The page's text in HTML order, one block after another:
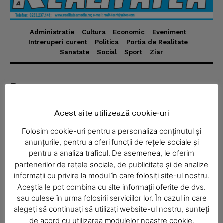
News Week
Magazine PRO
SUBSCRIBE NOW
Administratie Cultura Economic
Eveniment
Intreruperi curent
Politica
Portia de Realitate
Sanatate
Social Sport Ziar
Despre
disponibil în format fizic și online. Știri actuale, informații
Economic
Acasă
Acest site utilizează cookie-uri
Folosim cookie-uri pentru a personaliza conținutul și
anunțurile, pentru a oferi funcții de rețele sociale și
pentru a analiza traficul. De asemenea, le oferim
partenerilor de rețele sociale, de publicitate și de analize
informații cu privire la modul în care folosiți site-ul nostru.
Aceștia le pot combina cu alte informații oferite de dvs.
sau culese în urma folosirii serviciilor lor. În cazul în care
alegeți să continuați să utilizați website-ul nostru, sunteți
de acord cu utilizarea modulelor noastre cookie.